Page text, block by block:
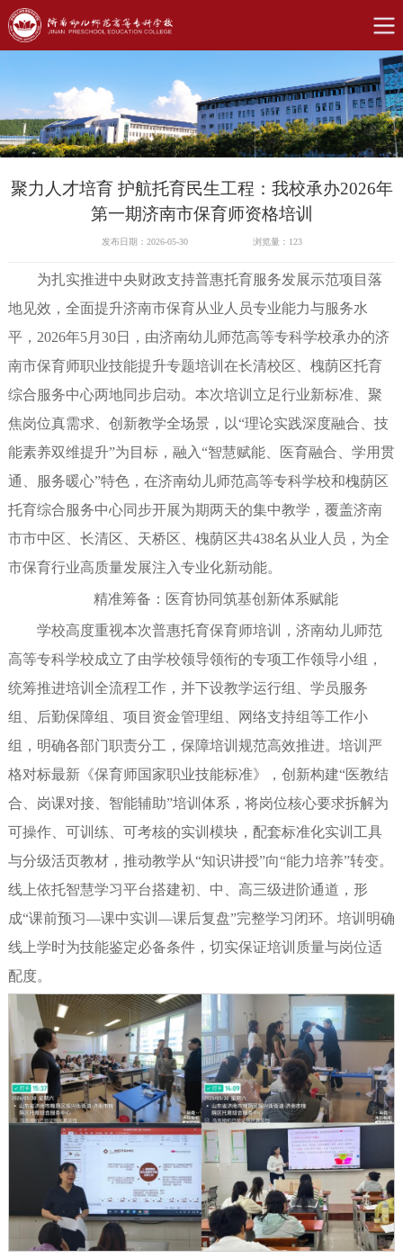
聚力人才培育 护航托育民生工程：我校承办2026年
第一期济南市保育师资格培训
发布日期：2026-05-30 浏览量： 123
为扎实推进中央财政支持普惠托育服务发展示范项目落
地见效，全面提升济南市保育从业人员专业能力与服务水
平，2026年5月30日，由济南幼儿师范高等专科学校承办的济
南市保育师职业技能提升专题培训在长清校区、槐荫区托育
综合服务中心两地同步启动。本次培训立足行业新标准、聚
焦岗位真需求、创新教学全场景，以“理论实践深度融合、技
能素养双维提升”为目标，融入“智慧赋能、医育融合、学用贯
通、服务暖心”特色，在济南幼儿师范高等专科学校和槐荫区
托育综合服务中心同步开展为期两天的集中教学，覆盖济南
市市中区、长清区、天桥区、槐荫区共438名从业人员，为全
市保育行业高质量发展注入专业化新动能。
精准筹备：医育协同筑基创新体系赋能
学校高度重视本次普惠托育保育师培训，济南幼儿师范
高等专科学校成立了由学校领导领衔的专项工作领导小组，
统筹推进培训全流程工作，并下设教学运行组、学员服务
组、后勤保障组、项目资金管理组、网络支持组等工作小
组，明确各部门职责分工，保障培训规范高效推进。培训严
格对标最新《保育师国家职业技能标准》，创新构建“医教结
合、岗课对接、智能辅助”培训体系，将岗位核心要求拆解为
可操作、可训练、可考核的实训模块，配套标准化实训工具
与分级活页教材，推动教学从“知识讲授”向“能力培养”转变。
线上依托智慧学习平台搭建初、中、高三级进阶通道，形
成“课前预习—课中实训—课后复盘”完整学习闭环。培训明确
线上学时为技能鉴定必备条件，切实保证培训质量与岗位适
配度。